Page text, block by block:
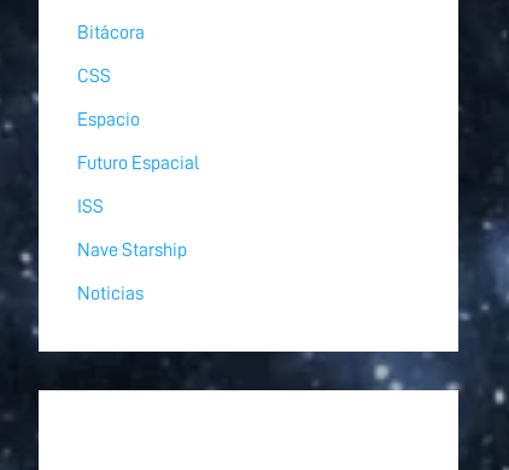
Bitácora
CSS
Espacio
Futuro Espacial
ISS
Nave Starship
Noticias